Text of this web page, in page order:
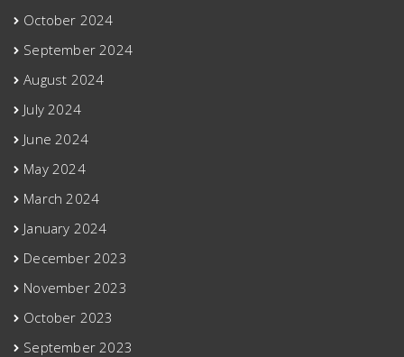
October 2024
September 2024
August 2024
July 2024
June 2024
May 2024
March 2024
January 2024
December 2023
November 2023
October 2023
September 2023